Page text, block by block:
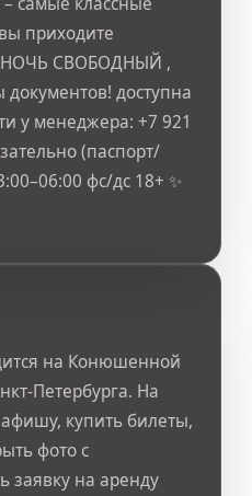
приходите
НОЧЬ СВОБОДНЫЙ ,
доступна
у менеджера: +7 921
(паспорт/
фс/дс 18+ ✨
на Конюшенной
Петербурга. На
купить билеты,
фото с
заявку на аренду